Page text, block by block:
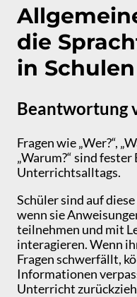
die
in
Beantwortung
Fragen wie „Wer?“,
„Warum?“ sind
Unterrichtsalltags.
Schüler sind auf
wenn sie
teilnehmen und mit
interagieren. Wenn
Fragen schwerfällt,
Informationen
Unterricht